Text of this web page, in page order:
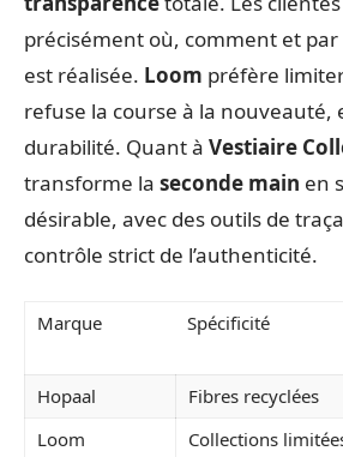
précisément où, comment et
est réalisée. Loom préfère
refuse la course à la nouveauté,
durabilité. Quant à Vestiaire
transforme la seconde main en
désirable, avec des outils de
contrôle strict de l’authenticité.
Marque Spécificité
Hopaal
Fibres recyclées
Loom
Collections